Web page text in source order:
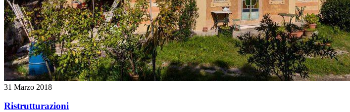
31 Marzo 2018
Ristrutturazioni